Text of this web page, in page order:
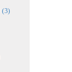
(3)